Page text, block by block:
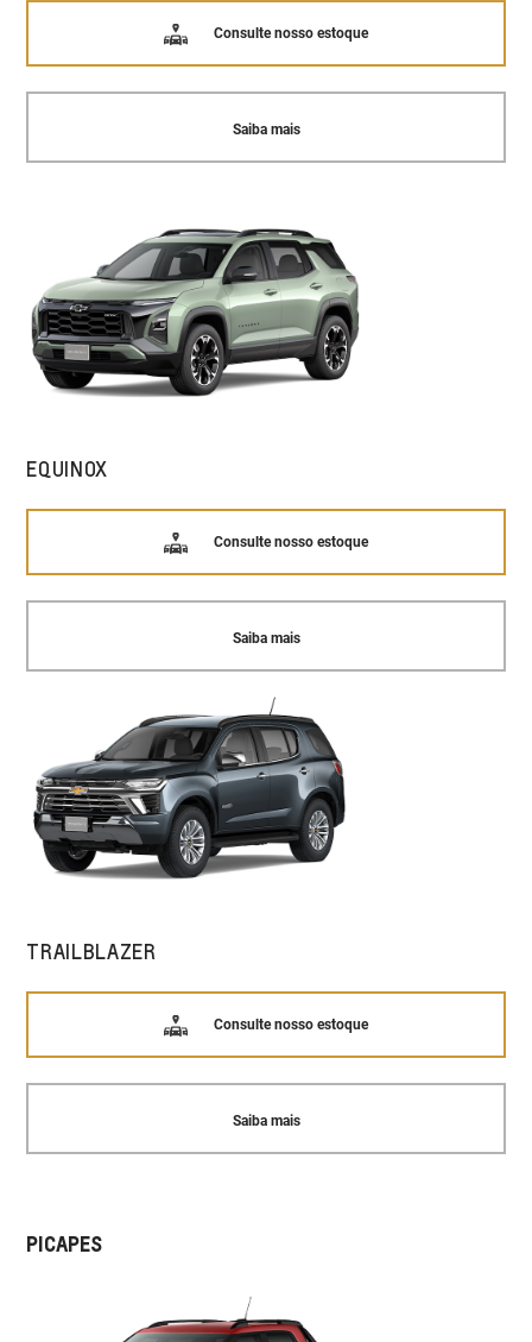
Consulte nosso estoque
Saiba mais
EQUINOX
Consulte nosso estoque
Saiba mais
TRAILBLAZER
Consulte nosso estoque
Saiba mais
PICAPES